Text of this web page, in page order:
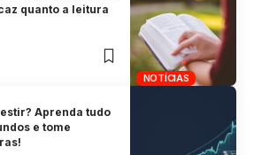
NOTÍCIAS
quanto a leitura
Aprenda tudo
e tome